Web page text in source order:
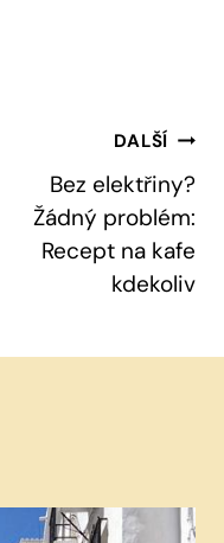
DALŠÍ
Bez elektřiny?
Žádný problém:
Recept na kafe
kdekoliv